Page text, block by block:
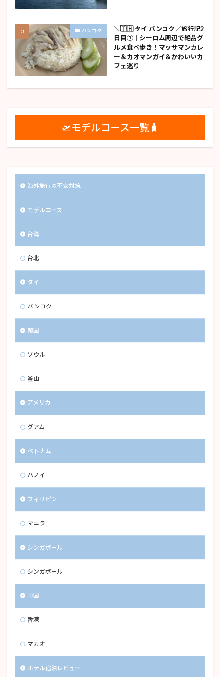
バンコク
＼🇹🇭 タイ バンコク／旅行記2
日目①｜シーロム周辺で絶品グ
ルメ食べ歩き！マッサマンカレ
ー＆カオマンガイ＆かわいいカ
フェ巡り
🛫モデルコース一覧🧳
海外旅行の不安対策
モデルコース
台湾
台北
タイ
バンコク
韓国
ソウル
釜山
アメリカ
グアム
ベトナム
ハノイ
フィリピン
マニラ
シンガポール
シンガポール
中国
香港
マカオ
ホテル宿泊レビュー